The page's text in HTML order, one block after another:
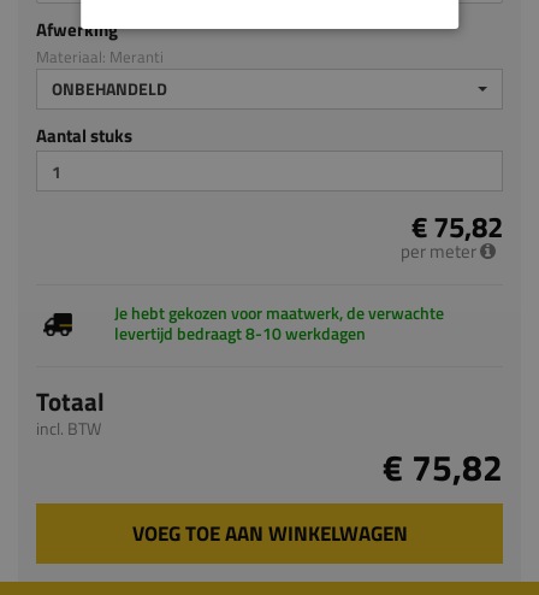
Afwerking
Materiaal: Meranti
ONBEHANDELD
Aantal stuks
€ 75,82
per meter
Je hebt gekozen voor maatwerk, de verwachte
levertijd bedraagt 8-10 werkdagen
Totaal
incl. BTW
€ 75,82
VOEG TOE AAN WINKELWAGEN